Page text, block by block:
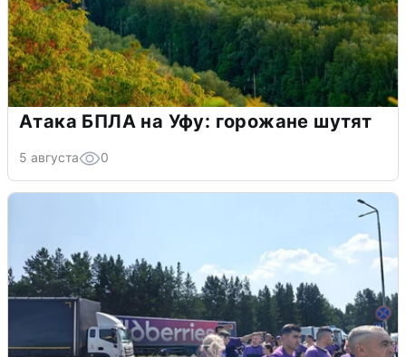
Атака БПЛА на Уфу: горожане шутят
5 августа 0